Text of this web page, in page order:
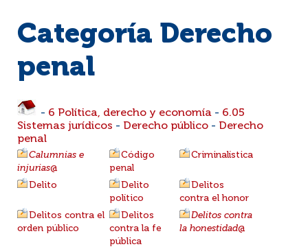
Categoría Derecho
penal
- 6 Política, derecho y economía - 6.05
Sistemas jurídicos - Derecho público - Derecho
penal
Calumnias e
injurias@
Código
penal
Criminalística
Delito
Delito
político
Delitos
contra el honor
Delitos contra el
orden público
Delitos
contra la fe
pública
Delitos contra
la honestidad@